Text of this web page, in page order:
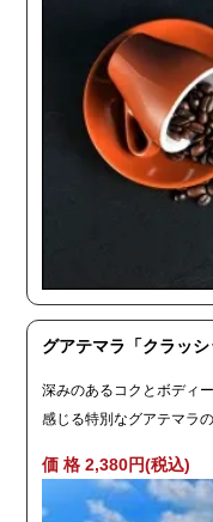
グアテマラ「クラッ
深みのあるコクとボディ
感じる特別なグアテマラ
価 格 2,380円(税込)